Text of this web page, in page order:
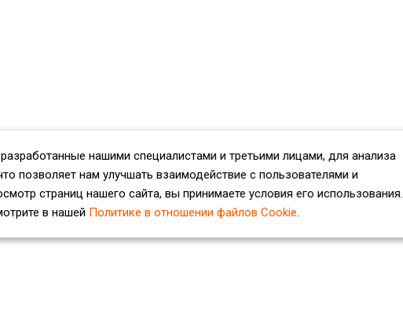
нашими специалистами и третьими лицами, для анализа
позволяет нам улучшать взаимодействие с пользователями и
страниц нашего сайта, вы принимаете условия его использования.
в нашей Политике в отношении файлов Cookie.